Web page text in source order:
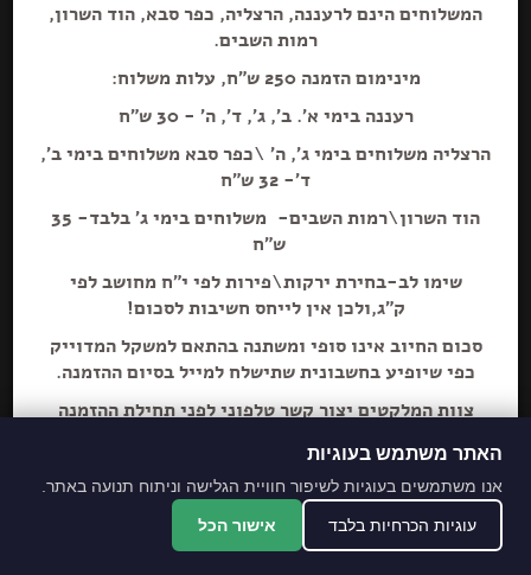
הוספה+
המשלוחים הינם לרעננה, הרצליה, כפר סבא, הוד השרון,
רמות השבים.
מינימום הזמנה 250 ש"ח, עלות משלוח:
רעננה בימי א'. ב', ג', ד', ה' - 30 ש"ח
הרצליה משלוחים בימי ג', ה' \כפר סבא משלוחים בימי ב',
ד'- 32 ש"ח
הוד השרון\רמות השבים- משלוחים בימי ג' בלבד- 35
ש"ח
שימו לב-בחירת ירקות\פירות לפי י"ח מחושב לפי
ק"ג,ולכן אין לייחס חשיבות לסכום!
סכום החיוב אינו סופי ומשתנה בהתאם למשקל המדוייק
כפי שיופיע בחשבונית שתישלח למייל בסיום ההזמנה.
צוות המלקטים יצור קשר טלפוני לפני תחילת ההזמנה
מתחייבים לסחורה הכי
מובחרת!
*האתר והמקום עם נגישות מלאה לנכים.
האתר משתמש בעוגיות
אנו משתמשים בעוגיות לשיפור חוויית הגלישה וניתוח תנועה באתר.
עוגיות הכרחיות בלבד אישור הכל